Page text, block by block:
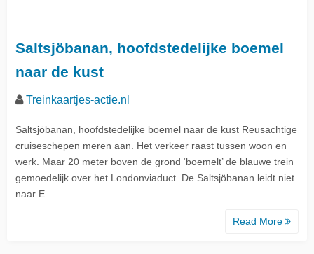
Saltsjöbanan, hoofdstedelijke boemel
naar de kust
Treinkaartjes-actie.nl
Saltsjöbanan, hoofdstedelijke boemel naar de kust Reusachtige
cruiseschepen meren aan. Het verkeer raast tussen woon en
werk. Maar 20 meter boven de grond ‘boemelt’ de blauwe trein
gemoedelijk over het Londonviaduct. De Saltsjöbanan leidt niet
naar E…
Read More